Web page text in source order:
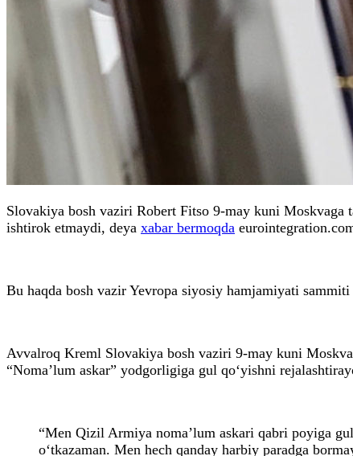
Slovakiya bosh vaziri Robert Fitso 9-may kuni Moskvaga
ishtirok etmaydi, deya xabar bermoqda
Bu haqda bosh vazir Yevropa siyosiy hamjamiyati
Avvalroq Kreml Slovakiya bosh vaziri 9-may kuni
“Noma’lum askar” yodgorligiga gul qo‘yishni
“Men Qizil Armiya noma’lum askari qabri poyiga
o‘tkazaman. Men hech qanday harbiy paradga